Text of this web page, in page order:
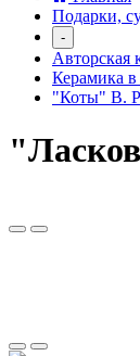
Подарки,
-
Авторская
Керамика в
"Коты" В.